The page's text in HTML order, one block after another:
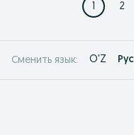
1 2
Сменить язык: O'Z Рус